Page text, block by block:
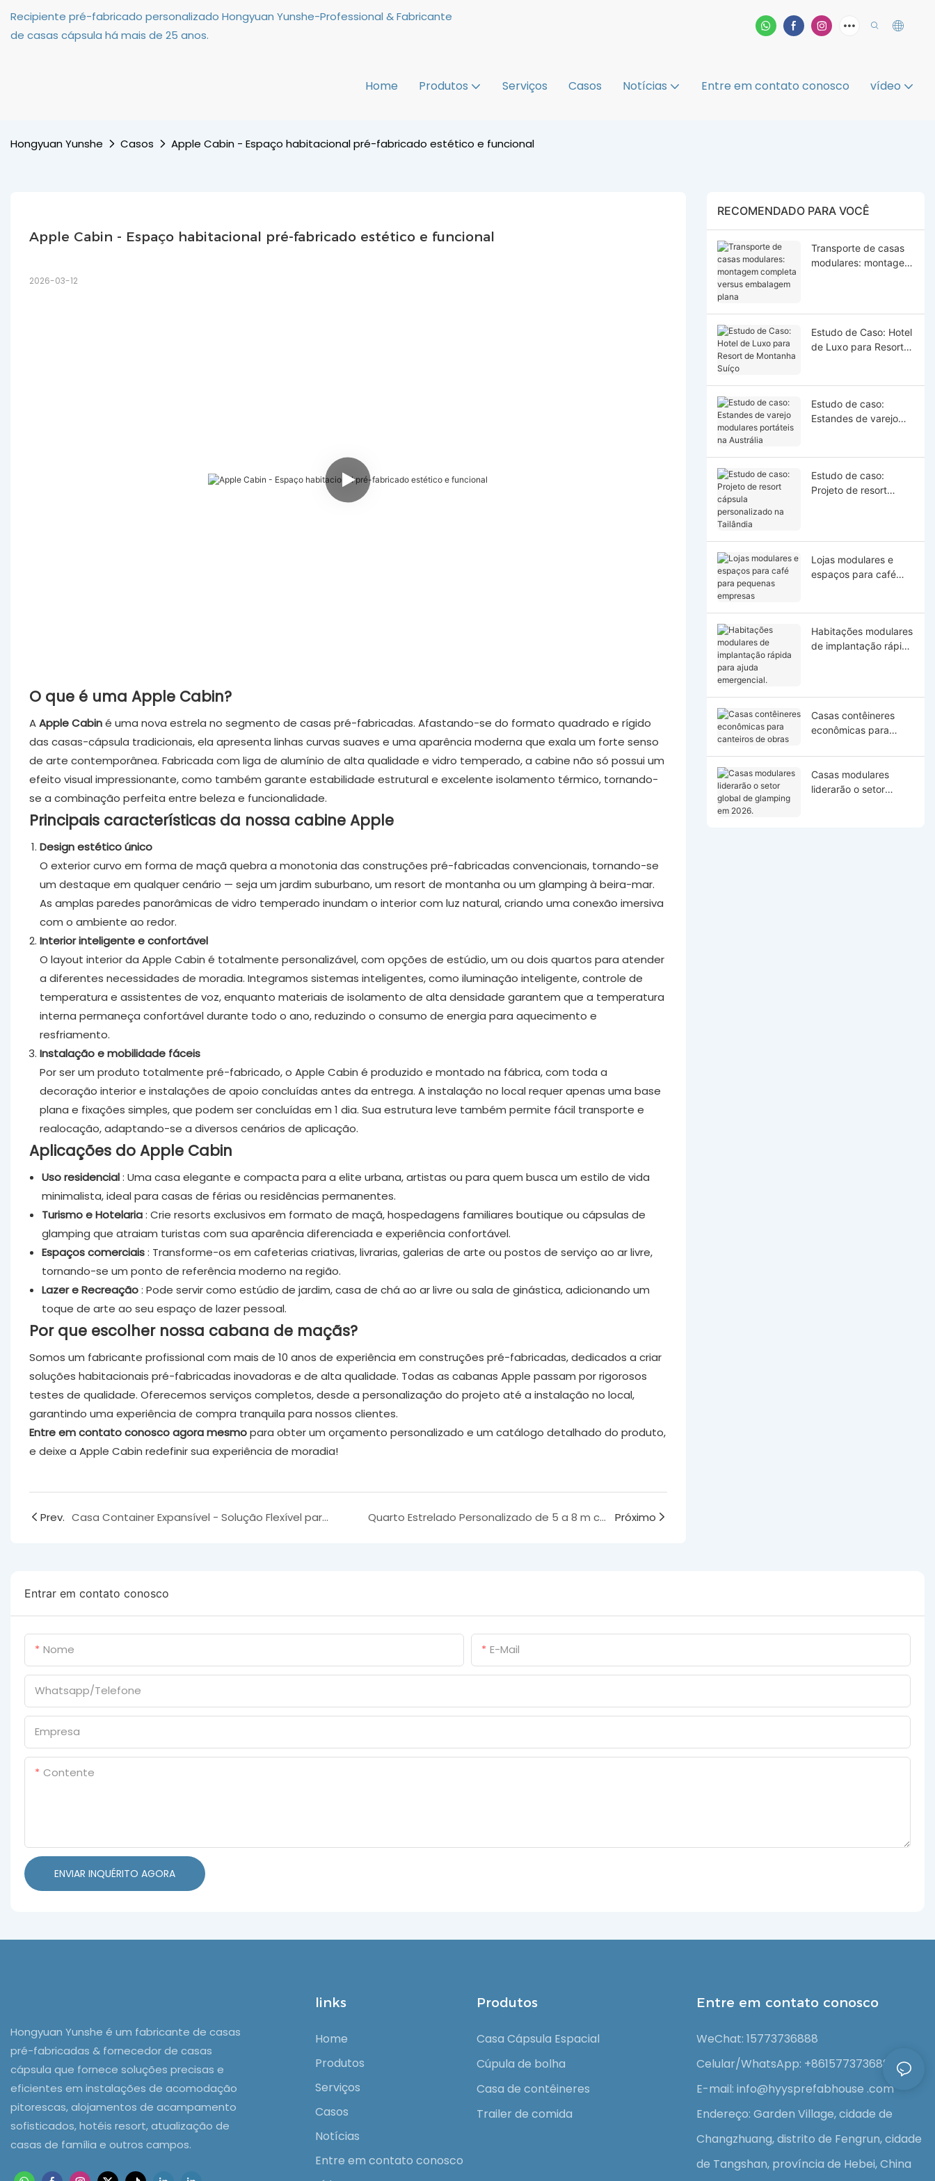
Recipiente pré-fabricado personalizado Hongyuan Yunshe-Professional & Fabricante
de casas cápsula há mais de 25 anos.
Home Produtos Serviços Casos Notícias Entre em contato conosco vídeo
Hongyuan Yunshe Casos Apple Cabin - Espaço habitacional pré-fabricado estético e funcional
Apple Cabin - Espaço habitacional pré-fabricado estético e funcional
2026-03-12
O que é uma Apple Cabin?
AApple Cabiné uma nova estrela no segmento de casas pré-fabricadas. Afastando-se do formato quadrado e rígido
das casas-cápsula tradicionais, ela apresenta linhas curvas suaves e uma aparência moderna que exala um forte senso
de arte contemporânea. Fabricada com liga de alumínio de alta qualidade e vidro temperado, a cabine não só possui um
efeito visual impressionante, como também garante estabilidade estrutural e excelente isolamento térmico, tornando-
se a combinação perfeita entre beleza e funcionalidade.
Principais características da nossa cabine Apple
Design estético único
O exterior curvo em forma de maçã quebra a monotonia das construções pré-fabricadas convencionais, tornando-se
um destaque em qualquer cenário — seja um jardim suburbano, um resort de montanha ou um glamping à beira-mar.
As amplas paredes panorâmicas de vidro temperado inundam o interior com luz natural, criando uma conexão imersiva
com o ambiente ao redor.
Interior inteligente e confortável
O layout interior da Apple Cabin é totalmente personalizável, com opções de estúdio, um ou dois quartos para atender
a diferentes necessidades de moradia. Integramos sistemas inteligentes, como iluminação inteligente, controle de
temperatura e assistentes de voz, enquanto materiais de isolamento de alta densidade garantem que a temperatura
interna permaneça confortável durante todo o ano, reduzindo o consumo de energia para aquecimento e
resfriamento.
Instalação e mobilidade fáceis
Por ser um produto totalmente pré-fabricado, o Apple Cabin é produzido e montado na fábrica, com toda a
decoração interior e instalações de apoio concluídas antes da entrega. A instalação no local requer apenas uma base
plana e fixações simples, que podem ser concluídas em 1 dia. Sua estrutura leve também permite fácil transporte e
realocação, adaptando-se a diversos cenários de aplicação.
Aplicações do Apple Cabin
Uso residencial: Uma casa elegante e compacta para a elite urbana, artistas ou para quem busca um estilo de vida
minimalista, ideal para casas de férias ou residências permanentes.
Turismo e Hotelaria: Crie resorts exclusivos em formato de maçã, hospedagens familiares boutique ou cápsulas de
glamping que atraiam turistas com sua aparência diferenciada e experiência confortável.
Espaços comerciais: Transforme-os em cafeterias criativas, livrarias, galerias de arte ou postos de serviço ao ar livre,
tornando-se um ponto de referência moderno na região.
Lazer e Recreação: Pode servir como estúdio de jardim, casa de chá ao ar livre ou sala de ginástica, adicionando um
toque de arte ao seu espaço de lazer pessoal.
Por que escolher nossa cabana de maçãs?
Somos um fabricante profissional com mais de 10 anos de experiência em construções pré-fabricadas, dedicados a criar
soluções habitacionais pré-fabricadas inovadoras e de alta qualidade. Todas as cabanas Apple passam por rigorosos
testes de qualidade. Oferecemos serviços completos, desde a personalização do projeto até a instalação no local,
garantindo uma experiência de compra tranquila para nossos clientes.
Entre em contato conosco agora mesmopara obter um orçamento personalizado e um catálogo detalhado do produto,
e deixe a Apple Cabin redefinir sua experiência de moradia!
Prev. Casa Container Expansível - Solução Flexível para Moradia e Comércio Quarto Estrelado Personalizado de 5 a 8 m com Estrutura em Liga de Alumínio e Dupla Camada - Casa em Domo Pré-fabricada Próximo
RECOMENDADO PARA VOCÊ
Transporte de casas
modulares: montagem
Estudo de Caso: Hotel
de Luxo para Resort
Estudo de caso:
Estandes de varejo
Estudo de caso:
Projeto de resort
Lojas modulares e
espaços para café
Habitações modulares
de implantação rápida
Casas contêineres
econômicas para
Casas modulares
liderarão o setor
Entrar em contato conosco
Nome E-Mail
Whatsapp/Telefone
Empresa
Contente
ENVIAR INQUÉRITO AGORA
Hongyuan Yunshe é um fabricante de casas
pré-fabricadas & fornecedor de casas
cápsula que fornece soluções precisas e
eficientes em instalações de acomodação
pitorescas, alojamentos de acampamento
sofisticados, hotéis resort, atualização de
casas de família e outros campos.
links
Home
Produtos
Serviços
Casos
Notícias
Entre em contato conosco
Produtos
Casa Cápsula Espacial
Cúpula de bolha
Casa de contêineres
Trailer de comida
Entre em contato conosco
WeChat: 15773736888
Celular/WhatsApp: +8615773736888
E-mail: info@hyysprefabhouse .com
Endereço: Garden Village, cidade de
Changzhuang, distrito de Fengrun, cidade
de Tangshan, província de Hebei, China